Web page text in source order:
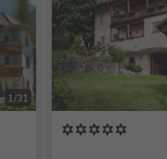
1/31